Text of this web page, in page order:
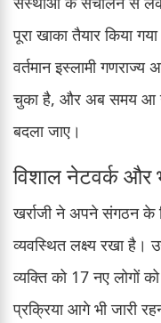
पूरा खाका तैयार किया
वर्तमान इस्लामी
चुका है, और अब समय आ
बदला जाए।
विशाल नेटवर्क और
खर्राजी ने अपने संगठन के
व्यवस्थित लक्ष्य रखा है।
व्यक्ति को 17 नए लोगों
प्रक्रिया आगे भी जारी